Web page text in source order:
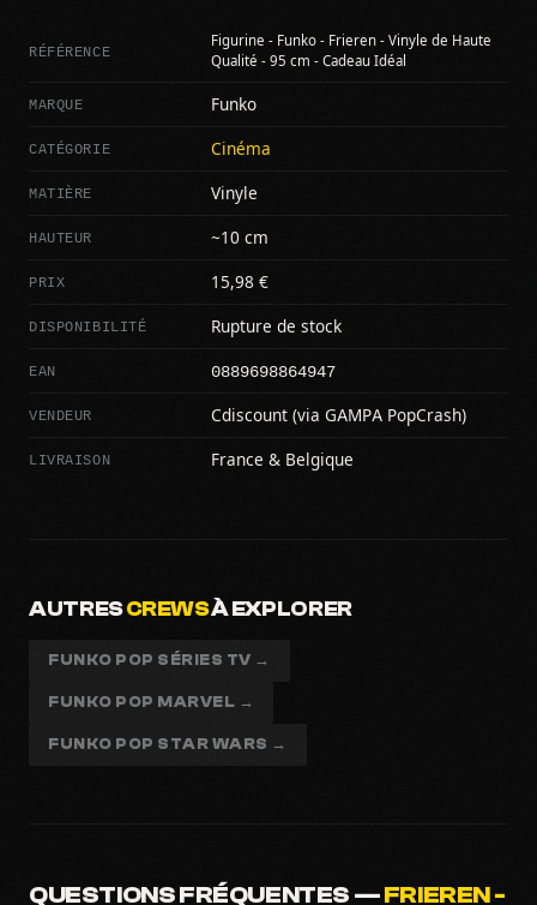
RÉFÉRENCE
Figurine - Funko - Frieren - Vinyle de Haute
Qualité - 95 cm - Cadeau Idéal
MARQUE Funko
CATÉGORIE Cinéma
MATIÈRE Vinyle
HAUTEUR ~10 cm
PRIX 15,98 €
DISPONIBILITÉ Rupture de stock
EAN 0889698864947
VENDEUR Cdiscount (via GAMPA PopCrash)
LIVRAISON France & Belgique
AUTRESCREWSÀ EXPLORER
FUNKO POP SÉRIES TV →
FUNKO POP MARVEL →
FUNKO POP STAR WARS →
QUESTIONS FRÉQUENTES —FRIEREN -